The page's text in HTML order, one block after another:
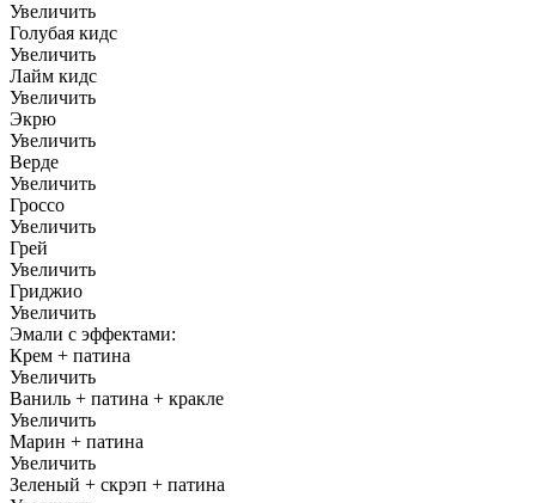
Увеличить
Голубая кидс
Увеличить
Лайм кидс
Увеличить
Экрю
Увеличить
Верде
Увеличить
Гроссо
Увеличить
Грей
Увеличить
Гриджио
Увеличить
Эмали с эффектами:
Крем + патина
Увеличить
Ваниль + патина + кракле
Увеличить
Марин + патина
Увеличить
Зеленый + скрэп + патина